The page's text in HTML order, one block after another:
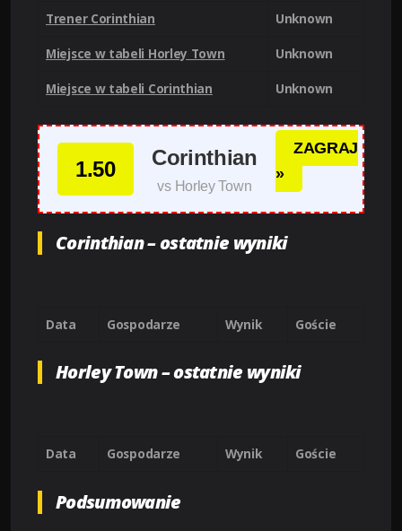
Trener Corinthian Unknown
Miejsce w tabeli Horley Town Unknown
Miejsce w tabeli Corinthian Unknown
1.50 Corinthian
vs Horley Town
ZAGRAJ
»
Corinthian – ostatnie wyniki
Data Gospodarze Wynik Goście
Horley Town – ostatnie wyniki
Data Gospodarze Wynik Goście
Podsumowanie